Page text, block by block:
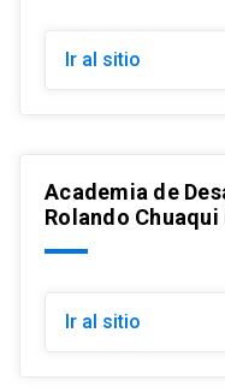
Ir al sitio
Academia de
Rolando Chuaqui
Ir al sitio